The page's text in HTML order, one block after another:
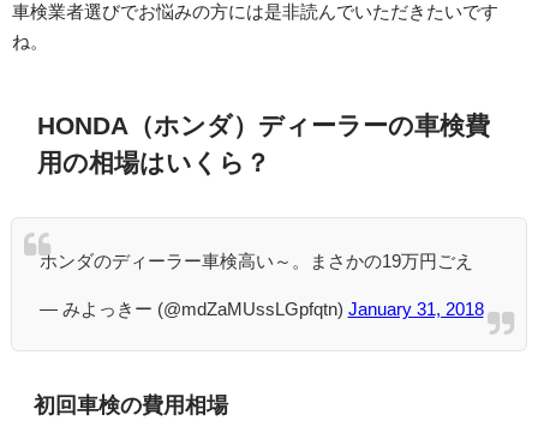
車検業者選びでお悩みの方には是非読んでいただきたいです
ね。
HONDA（ホンダ）ディーラーの車検費
用の相場はいくら？
ホンダのディーラー車検高い～。まさかの19万円ごえ
— みよっきー (@mdZaMUssLGpfqtn) January 31, 2018
初回車検の費用相場